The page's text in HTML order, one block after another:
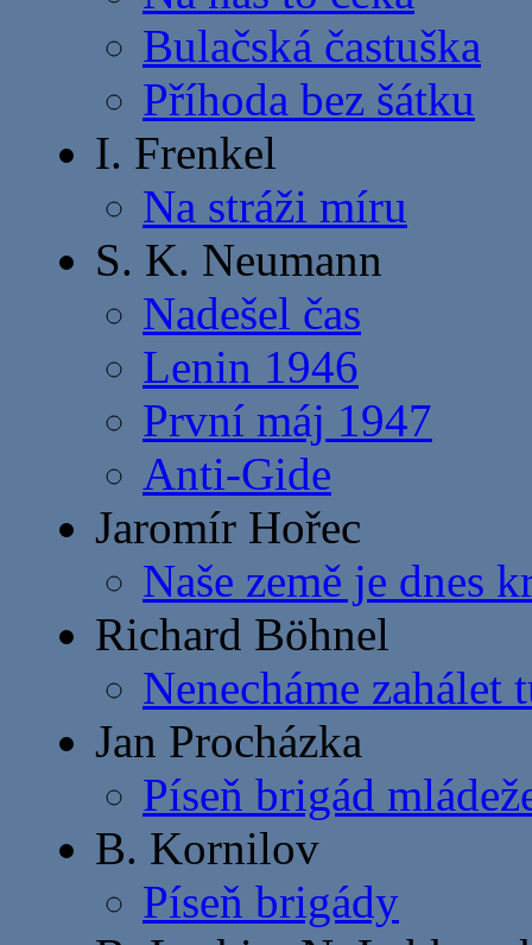
Bulačská častuška
Příhoda bez šátku
I. Frenkel
Na stráži míru
S. K. Neumann
Nadešel čas
Lenin 1946
První máj 1947
Anti-Gide
Jaromír Hořec
Naše země je dnes
Richard Böhnel
Nenecháme zahálet
Jan Procházka
Píseň brigád
B. Kornilov
Píseň brigády